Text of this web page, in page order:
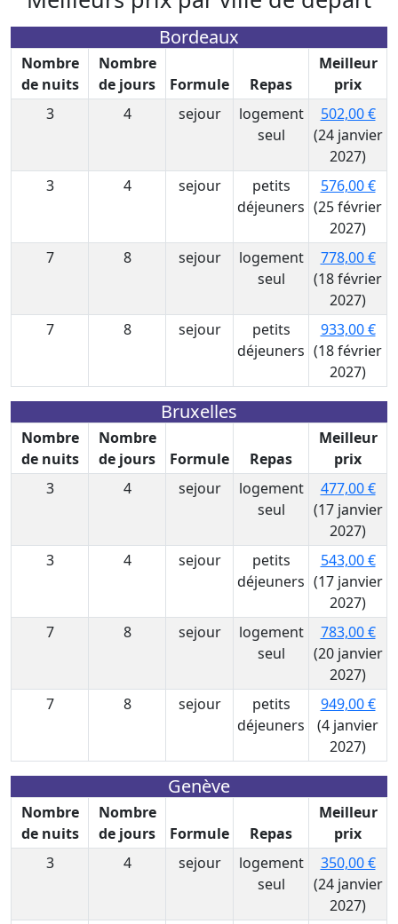
Bordeaux
Nombre
de nuits
Nombre
de jours
Formule Repas
Meilleur
prix
3
4 sejour
logement
seul
502,00 €
(24 janvier
2027)
3
4 sejour
petits
déjeuners
576,00 €
(25 février
2027)
7
8 sejour
logement
seul
778,00 €
(18 février
2027)
7
8 sejour
petits
déjeuners
933,00 €
(18 février
2027)
Bruxelles
Nombre
de nuits
Nombre
de jours
Formule Repas
Meilleur
prix
3
4 sejour
logement
seul
477,00 €
(17 janvier
2027)
3
4 sejour
petits
déjeuners
543,00 €
(17 janvier
2027)
7
8 sejour
logement
seul
783,00 €
(20 janvier
2027)
7
8 sejour
petits
déjeuners
949,00 €
(4 janvier
2027)
Genève
Nombre
de nuits
Nombre
de jours
Formule Repas
Meilleur
prix
3
4 sejour
logement
seul
350,00 €
(24 janvier
2027)